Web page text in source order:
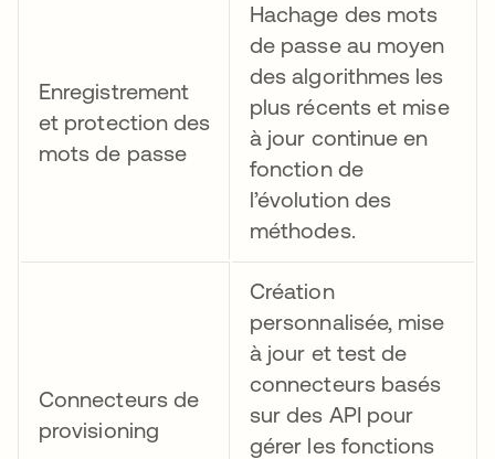
Enregistrement
et protection des
mots de passe
Hachage des mots
de passe au moyen
des algorithmes les
plus récents et mise
à jour continue en
fonction de
l’évolution des
méthodes.
Connecteurs de
provisioning
Création
personnalisée, mise
à jour et test de
connecteurs basés
sur des API pour
gérer les fonctions